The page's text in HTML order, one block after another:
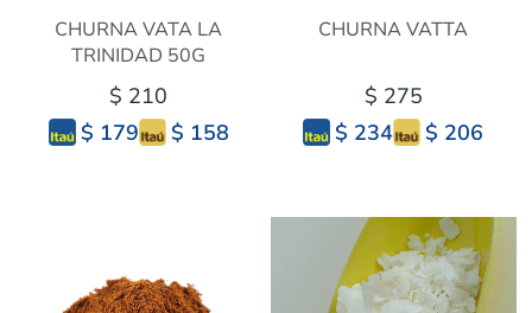
CHURNA VATA LA
TRINIDAD 50G
$ 210
$ 179
$ 158
CHURNA VATTA
$ 275
$ 234
$ 206